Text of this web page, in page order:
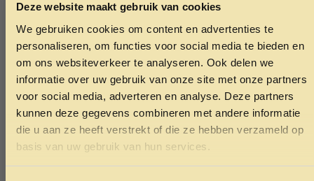
Deze website maakt gebruik van cookies
We gebruiken cookies om content en advertenties te
personaliseren, om functies voor social media te bieden en
om ons websiteverkeer te analyseren. Ook delen we
informatie over uw gebruik van onze site met onze partners
voor social media, adverteren en analyse. Deze partners
kunnen deze gegevens combineren met andere informatie
die u aan ze heeft verstrekt of die ze hebben verzameld op
basis van uw gebruik van hun services.
29.99
Toevoegen aan winkelwagen
39.95
ONTVANG 5% KORTING OP
JE EERSTE BESTELLING!
Ontvang korting
Door je in te schrijven ga je akkoord met het ontvangen van